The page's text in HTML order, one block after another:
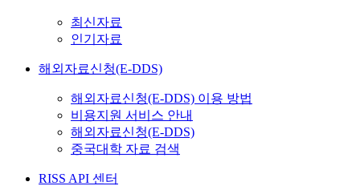
최신자료
인기자료
해외자료신청(E-DDS)
해외자료신청(E-DDS) 이용 방법
비용지원 서비스 안내
해외자료신청(E-DDS)
중국대학 자료 검색
RISS API 센터